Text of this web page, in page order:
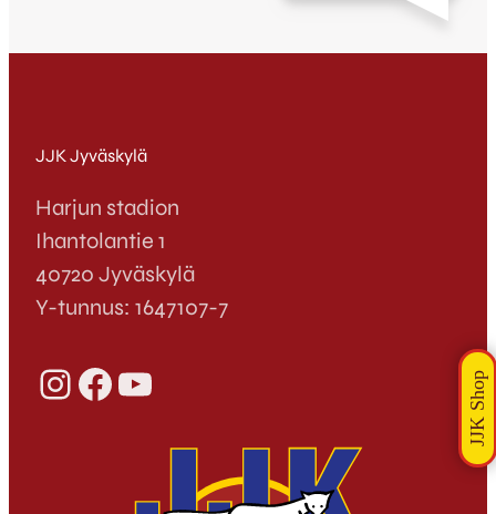
JJK Jyväskylä
Harjun stadion
Ihantolantie 1
40720 Jyväskylä
Y-tunnus: 1647107-7
InstagramFacebook YouTube